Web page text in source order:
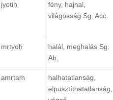
jyotiḥ
fény, hajnal,
világosság Sg. Acc.
mṛtyoḥ
halál, meghalás Sg.
Ab.
amṛtaṁ
halhatatlanság,
elpusztíthatatlanság,